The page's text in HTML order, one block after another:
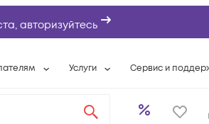
авторизуйтесь
Услуги
Расширенная гарантия
Сервис и
Разовые